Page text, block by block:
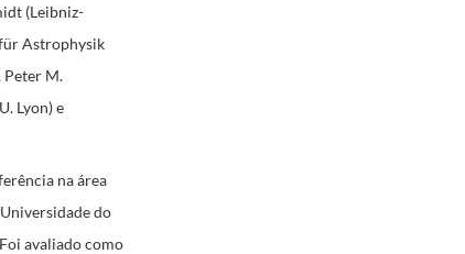
(Leibniz-
Astrophysik
Peter M.
Lyon) e
na área
do
avaliado como